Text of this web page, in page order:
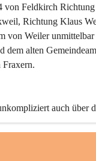
von Feldkirch Richtung
Richtung Klaus
von Weiler unmittelbar
dem alten
Fraxern.
auch über
zu